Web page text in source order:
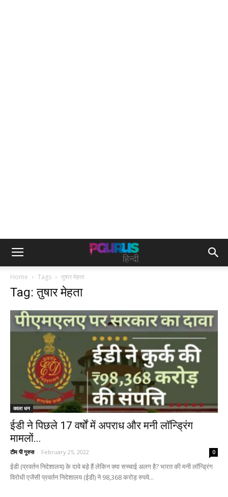
Home Tags तुषार मेहता
Tag: तुषार मेहता
काला धन
ईडी ने पिछले 17 वर्षों में अपराध और मनी लॉन्ड्रिंग
मामलों...
टीम पी गुरुस - February 25, 2022 0
ईडी (प्रवर्तन निदेशालय) के दावे बड़े हैं लेकिन क्या सच्चाई अलग है? भारत की मनी लॉन्ड्रिंग
विरोधी एजेंसी प्रवर्तन निदेशालय (ईडी) ने 98,368 करोड़ रुपये...